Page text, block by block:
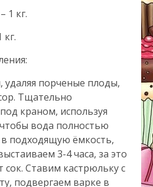
1 кг.
удаляя порченые плоды,
Тщательно
краном, используя
вода полностью
подходящую ёмкость,
3-4 часа, за это
сок. Ставим кастрюльку с
подвергаем варке в